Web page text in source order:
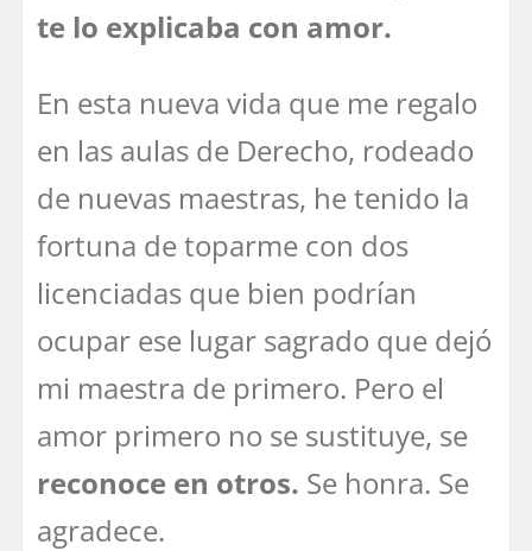
te lo explicaba con amor.
En esta nueva vida que me regalo
en las aulas de Derecho, rodeado
de nuevas maestras, he tenido la
fortuna de toparme con dos
licenciadas que bien podrían
ocupar ese lugar sagrado que dejó
mi maestra de primero. Pero el
amor primero no se sustituye, se
reconoce en otros. Se honra. Se
agradece.